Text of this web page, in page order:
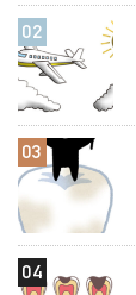
02
03
04